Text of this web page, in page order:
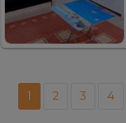
1 2 3 4